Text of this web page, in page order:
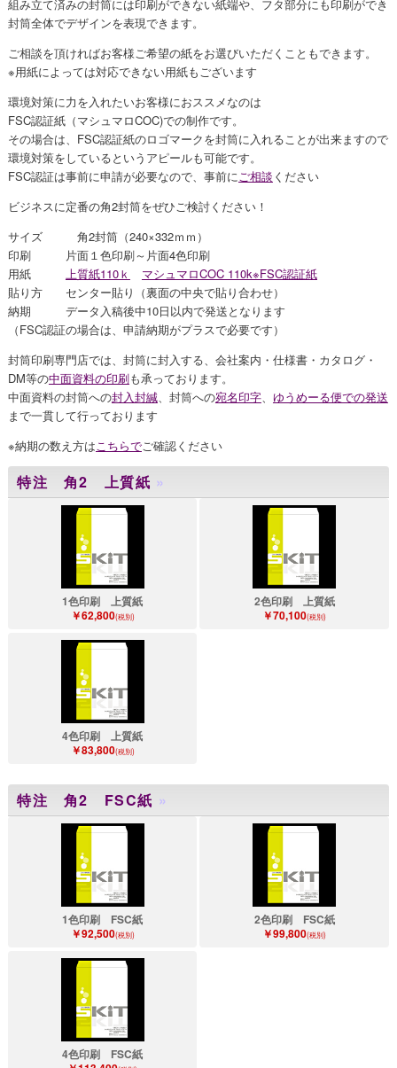
組み立て済みの封筒には印刷ができない紙端や、フタ部分にも印刷ができ
封筒全体でデザインを表現できます。
ご相談を頂ければお客様ご希望の紙をお選びいただくこともできます。
※用紙によっては対応できない用紙もございます
環境対策に力を入れたいお客様におススメなのは
FSC認証紙（マシュマロCOC)での制作です。
その場合は、FSC認証紙のロゴマークを封筒に入れることが出来ますので
環境対策をしているというアピールも可能です。
FSC認証は事前に申請が必要なので、事前にご相談 ください
ビジネスに定番の角2封筒をぜひご検討ください！
サイズ 角2封筒（240×332ｍｍ）
印刷 片面１色印刷～片面4色印刷
用紙 上質紙110ｋ
マシュマロCOC 110k※FSC認証紙
貼り方 センター貼り（裏面の中央で貼り合わせ）
納期 データ入稿後中10日以内で発送となります
（FSC認証の場合は、申請納期がプラスで必要です）
封筒印刷専門店では、封筒に封入する、会社案内・仕様書・カタログ・
DM等の中面資料の印刷も承っております。
中面資料の封筒への封入封緘、封筒への宛名印字、 ゆうめーる便での発送
まで一貫して行っております
※納期の数え方はこちらでご確認ください
特注 角2 上質紙 »
1色印刷 上質紙
￥62,800(税別)
2色印刷 上質紙
￥70,100(税別)
4色印刷 上質紙
￥83,800(税別)
特注 角2 FSC紙 »
1色印刷 FSC紙
￥92,500(税別)
2色印刷 FSC紙
￥99,800(税別)
4色印刷 FSC紙